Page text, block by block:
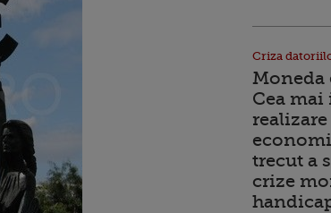
Criza
Moneda
Cea
trecut a
crize